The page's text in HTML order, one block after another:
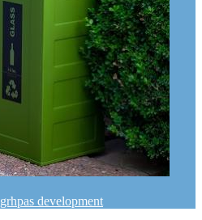
grhpas development